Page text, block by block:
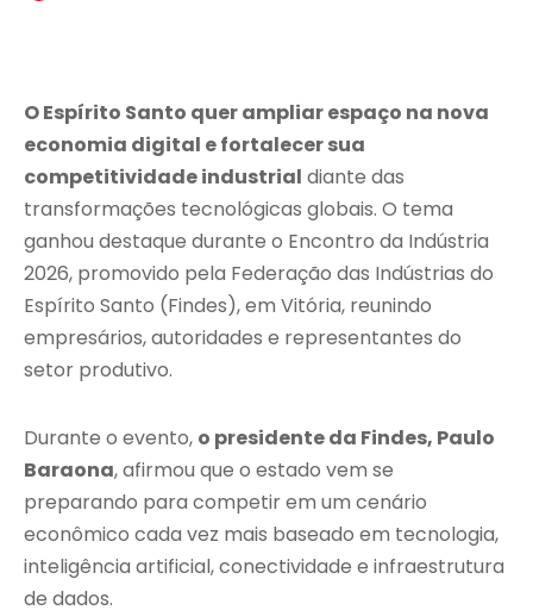
O Espírito Santo quer ampliar espaço na nova
economia digital e fortalecer sua
competitividade industrial diante das
transformações tecnológicas globais. O tema
ganhou destaque durante o Encontro da Indústria
2026, promovido pela Federação das Indústrias do
Espírito Santo (Findes), em Vitória, reunindo
empresários, autoridades e representantes do
setor produtivo.
Durante o evento, o presidente da Findes, Paulo
Baraona, afirmou que o estado vem se
preparando para competir em um cenário
econômico cada vez mais baseado em tecnologia,
inteligência artificial, conectividade e infraestrutura
de dados.